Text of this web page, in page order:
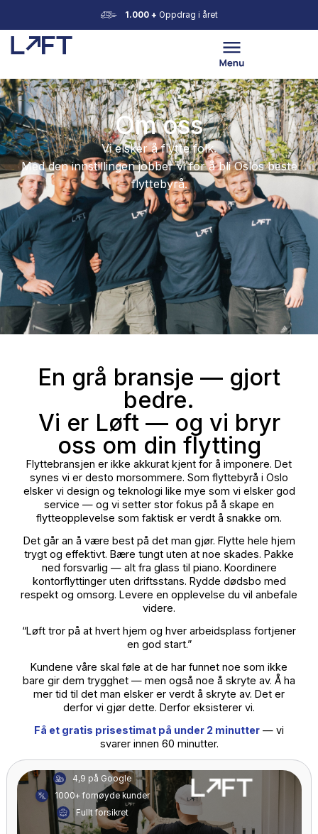
1.000 +Oppdrag i året
Om oss
Vi elsker å flytte folk.
Med den innstillingen jobber vi for å bli Oslos
flyttebyrå.
En grå bransje — gjort
bedre.
Vi er Løft — og vi bryr
oss om din flytting
Flyttebransjen er ikke akkurat kjent for å imponere.
elsker vi design og teknologi like mye som vi elsker
service — og vi setter stor fokus på å skape en
flytteopplevelse som faktisk er verdt å snakke om.
Det går an å være best på det man gjør. Flytte hele
trygt og effektivt. Bære tungt uten at noe skades.
ned forsvarlig — alt fra glass til piano. Koordinere
kontorflyttinger uten driftsstans. Rydde dødsbo med
respekt og omsorg. Levere en opplevelse du vil
videre.
“Løft tror på at hvert hjem og hver arbeidsplass
en god start.”
Kundene våre skal føle at de har funnet noe som
mer tid til det man elsker er verdt å skryte av. Det er
derfor vi gjør dette. Derfor eksisterer vi.
Få et gratis prisestimat på under 2 minutter
svarer innen 60 minutter.